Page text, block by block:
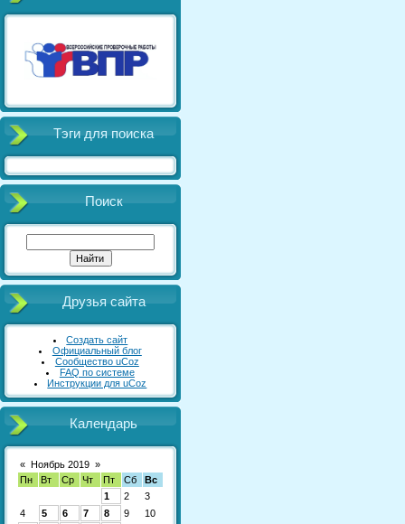
Тэги для поиска
Поиск
Друзья сайта
Создать сайт
Официальный блог
Сообщество uCoz
FAQ по системе
Инструкции для uCoz
Календарь
« Ноябрь 2019 »
Пн
Вт Ср Чт Пт Сб
Вс
1
2
3
4
5 6 7 8 9
10